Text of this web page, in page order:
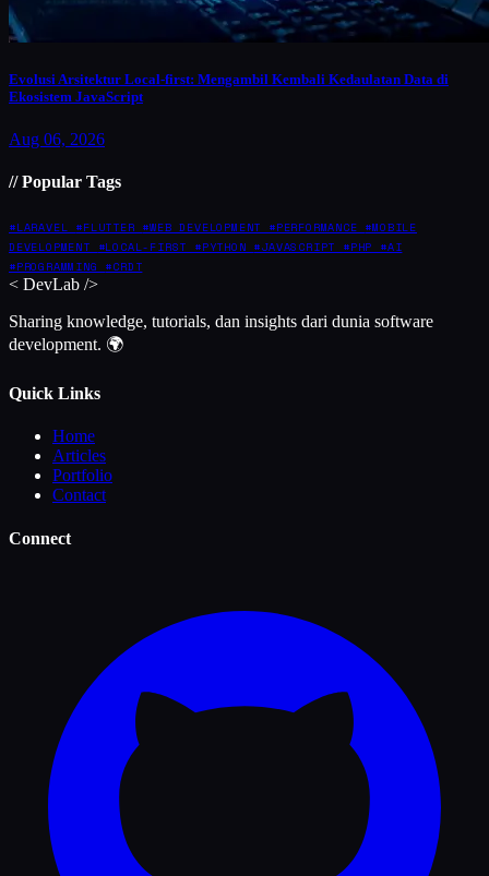
Evolusi Arsitektur Local-first: Mengambil Kembali Kedaulatan Data di
Ekosistem JavaScript
Aug 06, 2026
// Popular Tags
#LARAVEL #FLUTTER #WEB DEVELOPMENT #PERFORMANCE #MOBILE
DEVELOPMENT #LOCAL-FIRST #PYTHON #JAVASCRIPT #PHP #AI
#PROGRAMMING #CRDT
< DevLab />
Sharing knowledge, tutorials, dan insights dari dunia software
development. 🌍
Quick Links
Home
Articles
Portfolio
Contact
Connect